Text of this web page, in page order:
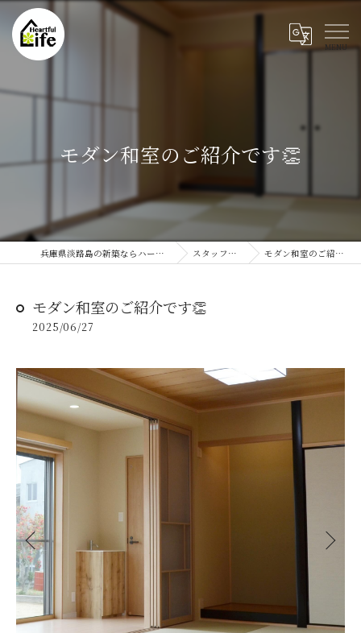
モダン和室のご紹介です👏
兵庫県淡路島の新築ならハートフルライフ スタッフブログ モダン和室のご紹介です👏
モダン和室のご紹介です👏
2025/06/27